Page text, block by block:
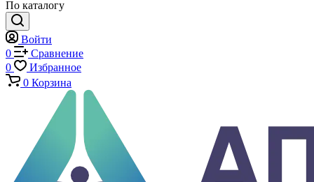
Каталог
По всему сайту
По каталогу
Сравнение
Избранное
0 Корзина